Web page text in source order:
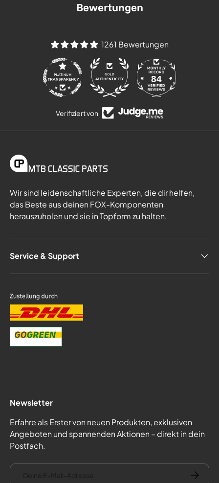
Bewertungen
1261 Bewertungen
84
Verifiziert von
Wir sind leidenschaftliche Experten, die dir helfen,
das Beste aus deinen FOX-Komponenten
herauszuholen und sie in Topform zu halten.
Service & Support
Newsletter
Erfahre als Erster von neuen Produkten, exklusiven
Angeboten und spannenden Aktionen – direkt in dein
Postfach.
E-Mail